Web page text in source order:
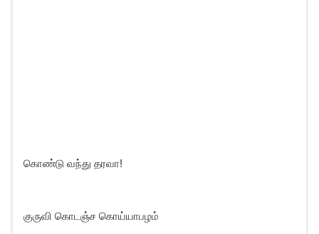
கொண்டு வந்து தரவா!
குருவி கொடஞ்ச கொய்யாபழம்